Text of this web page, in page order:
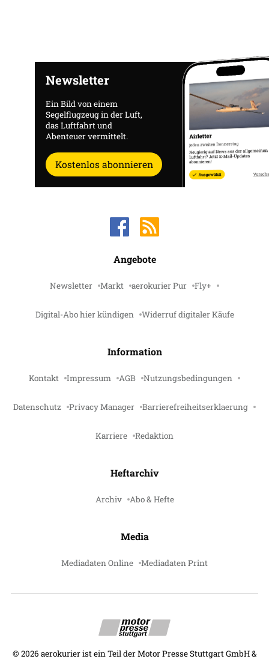
Newsletter
Ein Bild von einem
Segelflugzeug in der Luft,
das Luftfahrt und
Abenteuer vermittelt.
Kostenlos abonnieren
Angebote
Newsletter Markt aerokurier Pur Fly+
Digital-Abo hier kündigen Widerruf digitaler Käufe
Information
Kontakt Impressum AGB Nutzungsbedingungen
Datenschutz Privacy Manager Barrierefreiheitserklaerung
Karriere Redaktion
Heftarchiv
Archiv Abo & Hefte
Media
Mediadaten Online Mediadaten Print
© 2026 aerokurier ist ein Teil der Motor Presse Stuttgart GmbH &